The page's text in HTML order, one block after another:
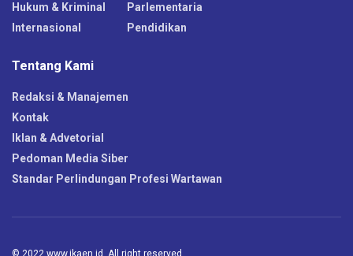
Hukum & Kriminal
Internasional
Parlementaria
Pendidikan
Tentang Kami
Redaksi & Manajemen
Kontak
Iklan & Advetorial
Pedoman Media Siber
Standar Perlindungan Profesi Wartawan